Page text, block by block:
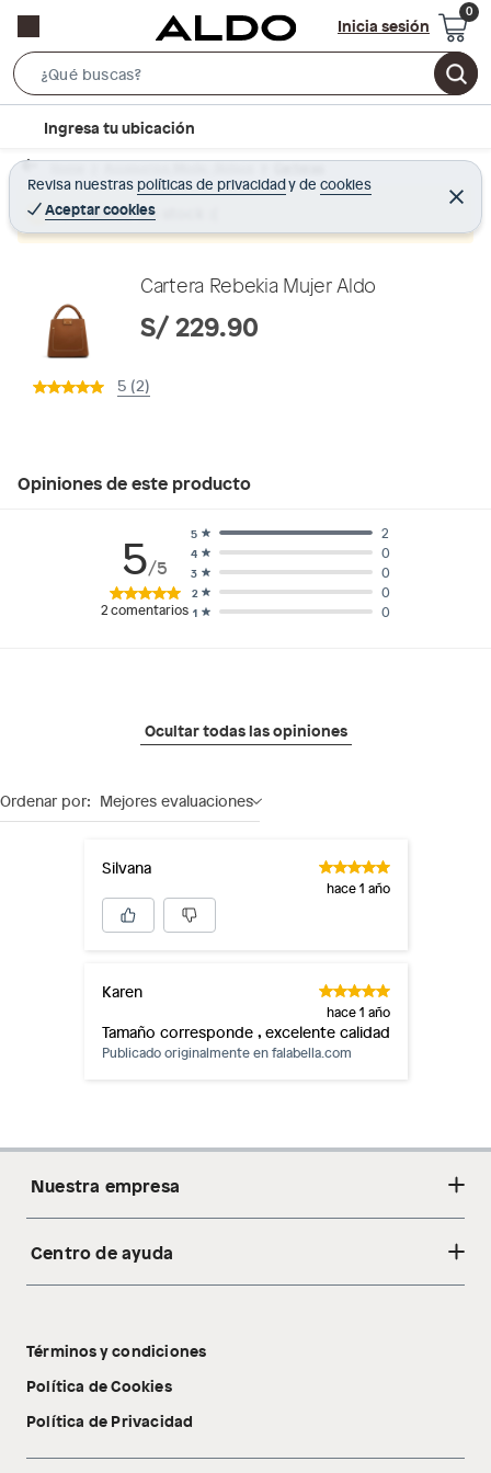
Inicia sesión
e
r
c
B
r
c
t
Ingresa tu ubicación
Revisa nuestras políticas de privacidadyde cookies
Aceptar cookies
C
e
r
Home Accesorios Moda - Bolsos Carteras
Producto sin stock :(
Cartera Rebekia Mujer Aldo
S/ 229.90
5 (2)
Opiniones de este producto
5/5
2comentarios 1 0
2 0
3 0
4 0
5 2
Ocultar todas las opiniones
Ordenar por: Mejores evaluaciones
Silvana
hace 1 año
Karen
hace 1 año
Tamaño corresponde , excelente calidad
Publicado originalmente enfalabella.com
Nuestra empresa
Acerca de nosotros
Tecnología Pillow Walk
Centro de ayuda
Libro de reclamaciones
Términos y condiciones
Política de Cookies
Política de Privacidad